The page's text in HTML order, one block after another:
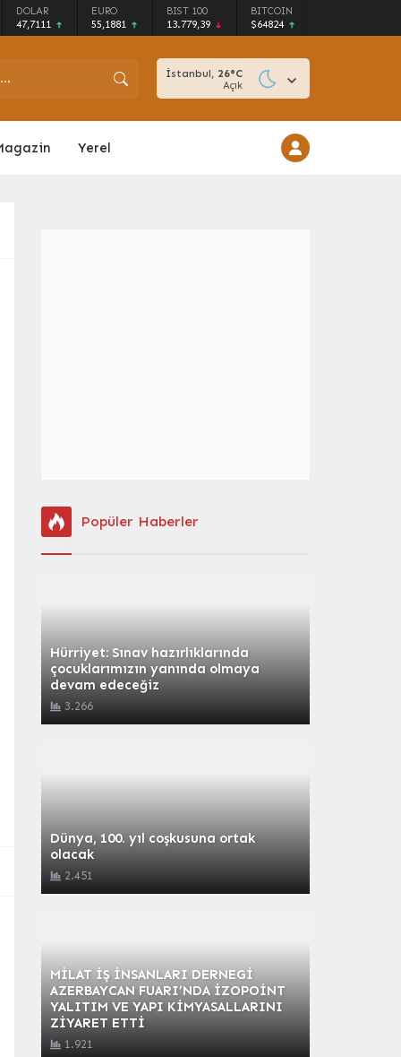
DOLAR
47,7111
EURO
55,1881
BIST 100
13.779,39
BITCOIN
$64824
İstanbul, 26°C
Açık
Yerel
Popüler Haberler
Hürriyet: Sınav hazırlıklarında
çocuklarımızın yanında olmaya
devam edeceğiz
3.266
Dünya, 100. yıl coşkusuna ortak
olacak
2.451
MİLAT İŞ İNSANLARI DERNEGİ
AZERBAYCAN FUARI’NDA İZOPOİNT
YALITIM VE YAPI KİMYASALLARINI
ZİYARET ETTİ
1.921